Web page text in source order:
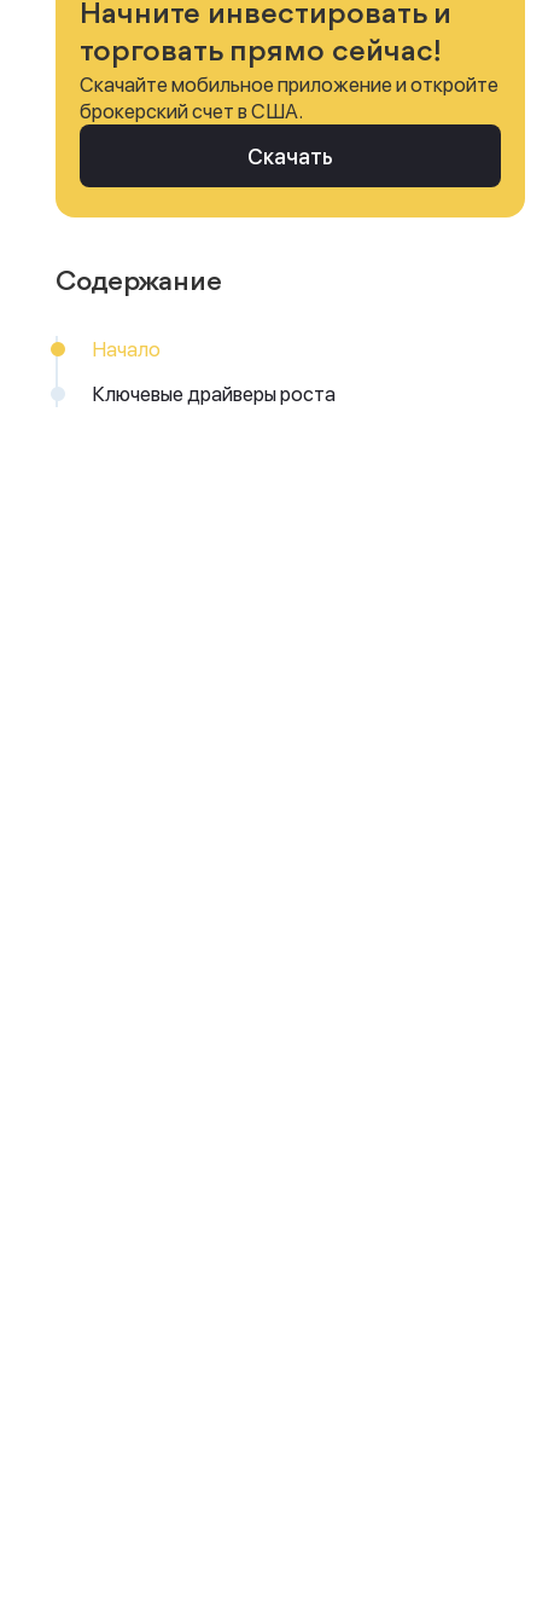
Начните инвестировать и
торговать прямо сейчас!
Скачайте мобильное приложение и откройте
брокерский счет в США.
Скачать
Содержание
Начало
Ключевые драйверы роста